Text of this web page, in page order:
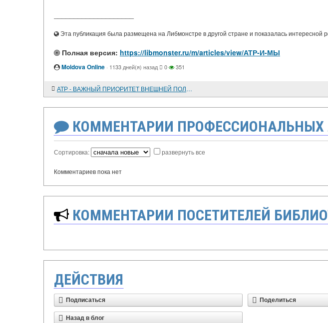
Эта публикация была размещена на Либмонстре в другой стране и показалась интересной
Полная версия: https://libmonster.ru/m/articles/view/АТР-И-МЫ
Moldova Online · 1133 дней(я) назад 0 351
АТР - ВАЖНЫЙ ПРИОРИТЕТ ВНЕШНЕЙ ПОЛИТИКИ РОССИИ
КОММЕНТАРИИ ПРОФЕССИОНАЛЬНЫХ
Сортировка: развернуть все
Комментариев пока нет
КОММЕНТАРИИ ПОСЕТИТЕЛЕЙ
ДЕЙСТВИЯ
Подписаться Поделиться
Назад в блог